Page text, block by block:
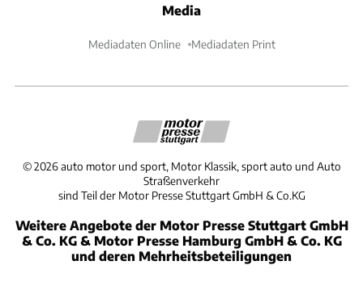
Media
Mediadaten Online Mediadaten Print
©2026 auto motor und sport, Motor Klassik, sport auto und Auto
Straßenverkehr
sind Teil der Motor Presse Stuttgart GmbH & Co.KG
Weitere Angebote der Motor Presse Stuttgart GmbH
& Co. KG & Motor Presse Hamburg GmbH & Co. KG
und deren Mehrheitsbeteiligungen